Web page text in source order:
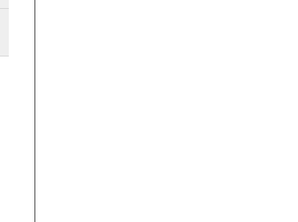
Lift с презрамки - черен - XS